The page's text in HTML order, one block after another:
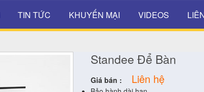
TIN TỨC KHUYẾN MẠI VIDEOS
Standee Để Bàn
Giá bán : Liên hệ